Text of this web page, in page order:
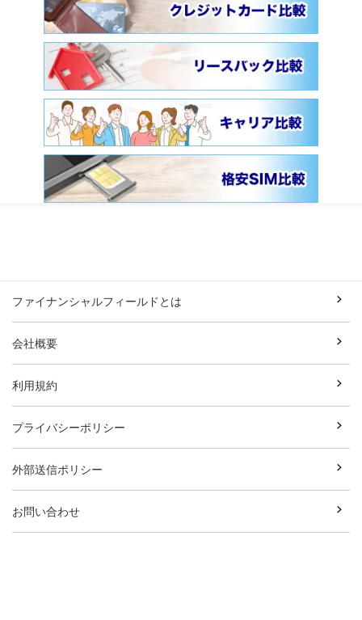
ファイナンシャルフィールドとは
会社概要
利用規約
プライバシーポリシー
外部送信ポリシー
お問い合わせ